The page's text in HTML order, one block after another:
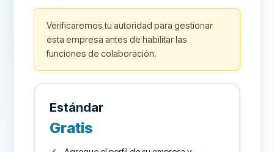
Verificaremos tu autoridad para gestionar
esta empresa antes de habilitar las
funciones de colaboración.
Estándar
Gratis